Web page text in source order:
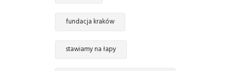
fundacja kraków
stawiamy na łapy